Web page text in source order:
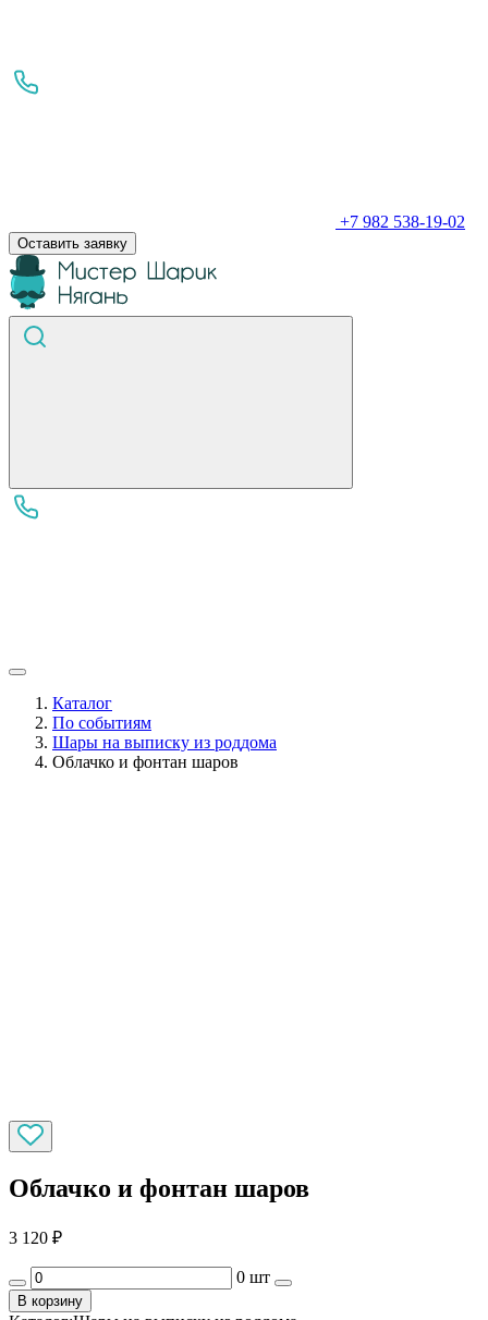
+7 982 538-19-02
Оставить заявку
Каталог
По событиям
Шары на выписку из роддома
Облачко и фонтан шаров
Облачко и фонтан шаров
3 120 ₽
0 шт
В корзину